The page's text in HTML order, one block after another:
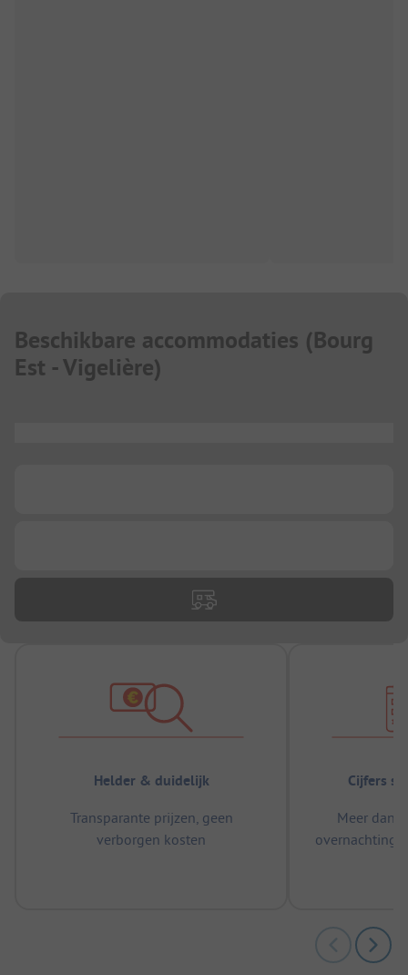
Beschikbare accommodaties (Bourg
Est - Vigelière)
Helder & duidelijk
Transparante prijzen, geen
verborgen kosten
Cijfers
Meer dan